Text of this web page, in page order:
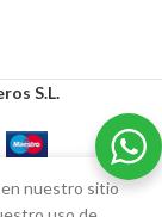
S.L.
en nuestro sitio